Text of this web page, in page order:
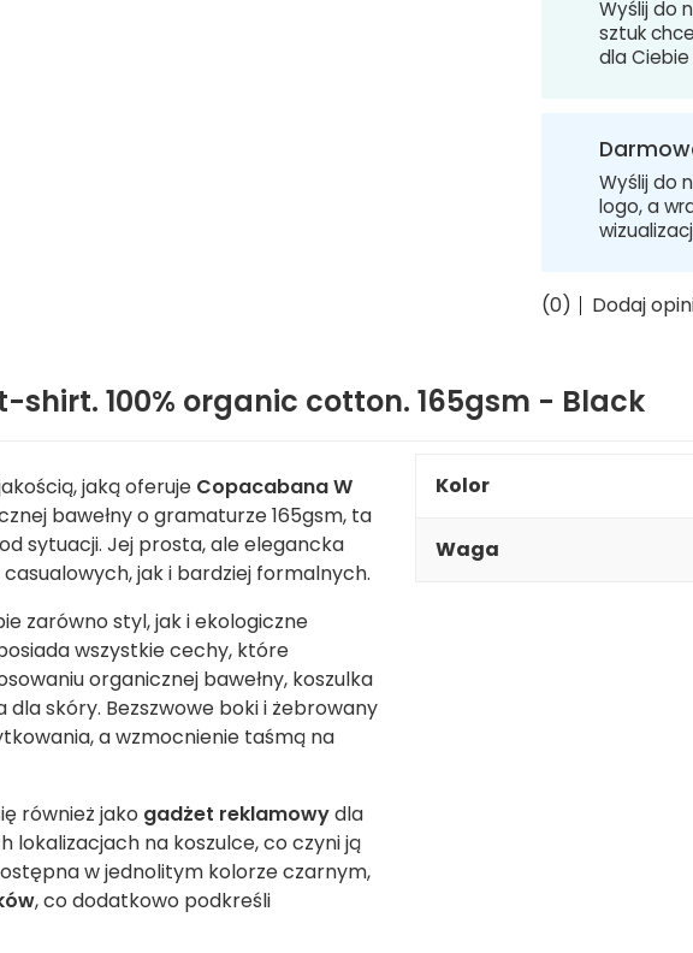
Wyślij do
sztuk
dla
Wyślij do
logo, a
(0) Dodaj
100% organic cotton. 165gsm - Black
jaką oferuje Copacabana W
bawełny o gramaturze 165gsm, ta
sytuacji. Jej prosta, ale elegancka
jak i bardziej formalnych.
zarówno styl, jak i ekologiczne
wszystkie cechy, które
organicznej bawełny, koszulka
skóry. Bezszwowe boki i żebrowany
a wzmocnienie taśmą na
również jako gadżet reklamowydla
lokalizacjach na koszulce, co czyni ją
w jednolitym kolorze czarnym,
, co dodatkowo podkreśli
Kolor
Waga